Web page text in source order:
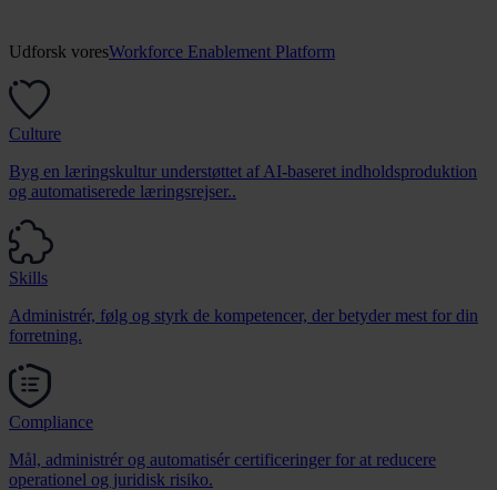
Udforsk voresWorkforce Enablement Platform
Culture
Byg en læringskultur understøttet af AI-baseret indholdsproduktion
og automatiserede læringsrejser..
Skills
Administrér, følg og styrk de kompetencer, der betyder mest for din
forretning.
Compliance
Mål, administrér og automatisér certificeringer for at reducere
operationel og juridisk risiko.